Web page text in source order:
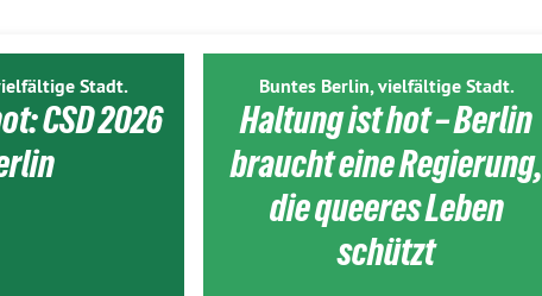
Stadt.
CSD 2026
Buntes Berlin, vielfältige Stadt.
Haltung ist hot – Berlin
braucht eine Regierung,
die queeres Leben
schützt